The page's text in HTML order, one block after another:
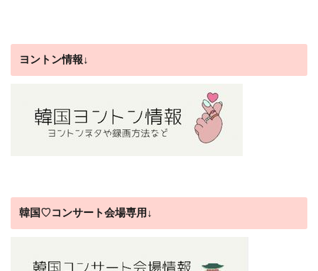
ヨントン情報↓
韓国♡コンサート会場専用↓